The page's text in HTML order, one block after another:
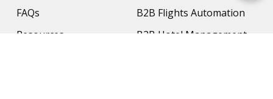
FAQs
Resources
B2B Flights Automation
B2B Hotel Management